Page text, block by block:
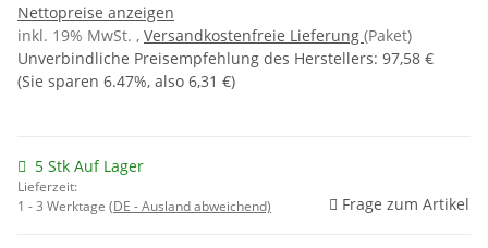
Nettopreise anzeigen
inkl. 19% MwSt. , Versandkostenfreie Lieferung (Paket)
Unverbindliche Preisempfehlung des Herstellers: 97,58 €
(Sie sparen 6.47%, also 6,31 €)
5 Stk Auf Lager
Lieferzeit:
1 - 3 Werktage (DE - Ausland abweichend) Frage zum Artikel